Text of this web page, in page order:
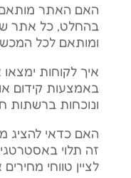
האם האתר מותאם
בהחלט, כל אתר
ומותאם לכל
איך לקוחות
באמצעות קידום
ונוכחות ברשתות
האם כדאי להציג
זה תלוי
לציין טווחי